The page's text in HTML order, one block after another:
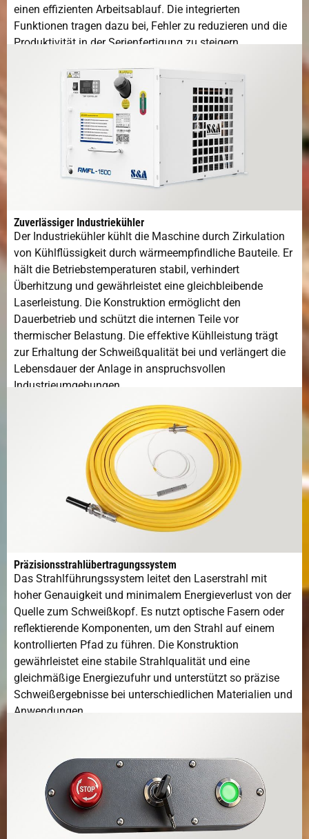
einen effizienten Arbeitsablauf. Die integrierten
Funktionen tragen dazu bei, Fehler zu reduzieren und die
Produktivität in der Serienfertigung zu steigern.
Zuverlässiger Industriekühler
Der Industriekühler kühlt die Maschine durch Zirkulation
von Kühlflüssigkeit durch wärmeempfindliche Bauteile. Er
hält die Betriebstemperaturen stabil, verhindert
Überhitzung und gewährleistet eine gleichbleibende
Laserleistung. Die Konstruktion ermöglicht den
Dauerbetrieb und schützt die internen Teile vor
thermischer Belastung. Die effektive Kühlleistung trägt
zur Erhaltung der Schweißqualität bei und verlängert die
Lebensdauer der Anlage in anspruchsvollen
Industrieumgebungen.
Präzisionsstrahlübertragungssystem
Das Strahlführungssystem leitet den Laserstrahl mit
hoher Genauigkeit und minimalem Energieverlust von der
Quelle zum Schweißkopf. Es nutzt optische Fasern oder
reflektierende Komponenten, um den Strahl auf einem
kontrollierten Pfad zu führen. Die Konstruktion
gewährleistet eine stabile Strahlqualität und eine
gleichmäßige Energiezufuhr und unterstützt so präzise
Schweißergebnisse bei unterschiedlichen Materialien und
Anwendungen.